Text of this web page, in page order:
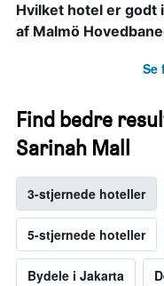
Hvilket hotel er godt
af Malmö
Se
Find bedre
Sarinah Mall
3-stjernede hoteller
5-stjernede hoteller
Bydele i Jakarta